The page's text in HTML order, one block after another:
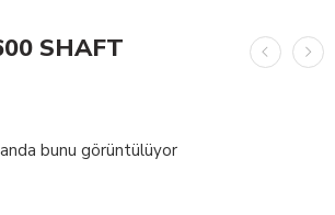
SHAFT
bunu görüntülüyor